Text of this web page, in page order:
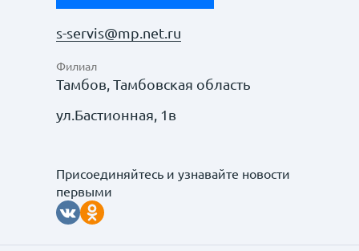
s-servis@mp.net.ru
Филиал
Тамбов, Тамбовская область
ул.Бастионная, 1в
Присоединяйтесь и узнавайте новости
первыми